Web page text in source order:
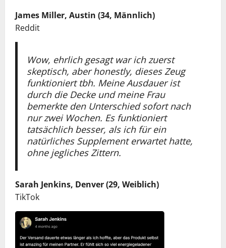
James Miller, Austin (34, Männlich)
Reddit
Wow, ehrlich gesagt war ich zuerst
skeptisch, aber honestly, dieses Zeug
funktioniert tbh. Meine Ausdauer ist
durch die Decke und meine Frau
bemerkte den Unterschied sofort nach
nur zwei Wochen. Es funktioniert
tatsächlich besser, als ich für ein
natürliches Supplement erwartet hatte,
ohne jegliches Zittern.
Sarah Jenkins, Denver (29, Weiblich)
TikTok